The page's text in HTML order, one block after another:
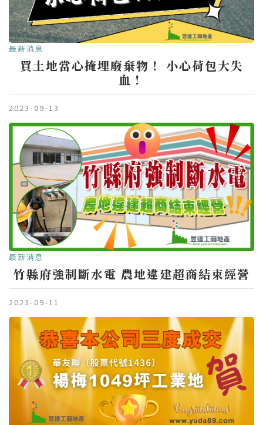
最新消息
買土地當心掩埋廢棄物！ 小心荷包大失
血！
2023-09-13
最新消息
竹縣府強制斷水電 農地違建超商結束經營
2023-09-11